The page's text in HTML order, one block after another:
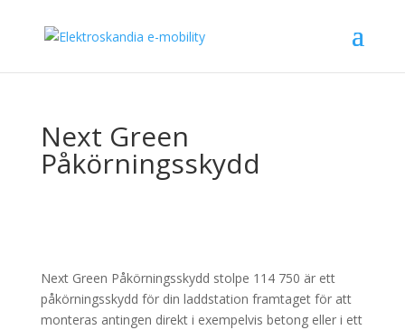
Next Green
Påkörningsskydd
Next Green Påkörningsskydd stolpe 114 750 är ett
påkörningsskydd för din laddstation framtaget för att
monteras antingen direkt i exempelvis betong eller i ett